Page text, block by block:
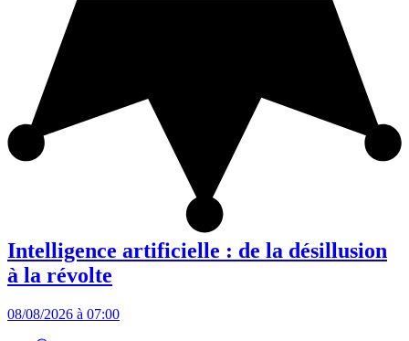
Intelligence artificielle : de la désillusion
à la révolte
08/08/2026 à 07:00